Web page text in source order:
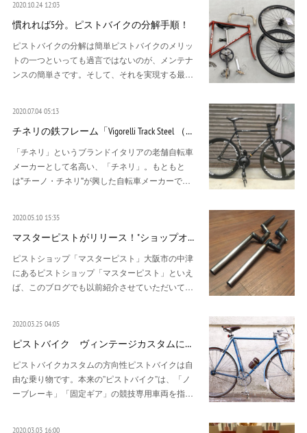
2020.10.24 12:03
慣れれば5分。ピストバイクの分解手順！
ピストバイクの分解は簡単ピストバイクのメリッ
トの一つといっても過言ではないのが、メンテナ
ンスの簡単さです。そして、それを実現する最…
2020.07.04 05:13
チネリの鉄フレーム「Vigorelli Track Steel （…
「チネリ」というブランドイタリアの老舗自転車
メーカーとして名高い、「チネリ」。もともと
は"チーノ・チネリ"が興した自転車メーカーで…
2020.05.10 15:35
マスターピストがリリース！"ショップオ…
ピストショップ「マスターピスト」大阪市の中津
にあるピストショップ「マスターピスト」といえ
ば、このブログでも以前紹介させていただいて…
2020.03.25 04:05
ピストバイク ヴィンテージカスタムに…
ピストバイクカスタムの方向性ピストバイクは自
由な乗り物です。本来の”ピストバイク”は、「ノ
ーブレーキ」「固定ギア」の競技専用車両を指…
2020.03.03 16:00